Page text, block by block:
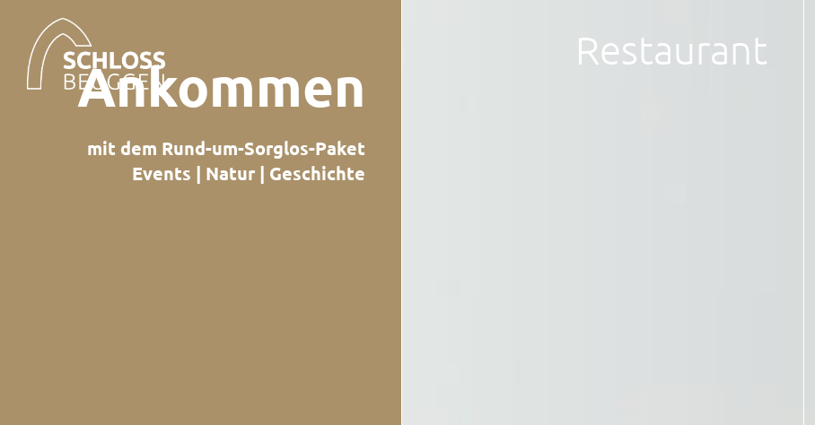
Ankommen
mit dem Rund-um-Sorglos-Paket
Events | Natur | Geschichte
Restaurant